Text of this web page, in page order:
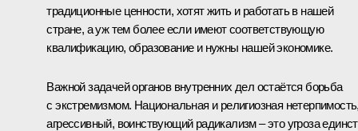
традиционные ценности, хотят жить и работать в нашей
стране, а уж тем более если имеют соответствующую
квалификацию, образование и нужны нашей экономике.
Важной задачей органов внутренних дел остаётся борьба
с экстремизмом. Национальная и религиозная
агрессивный, воинствующий радикализм – это угроза